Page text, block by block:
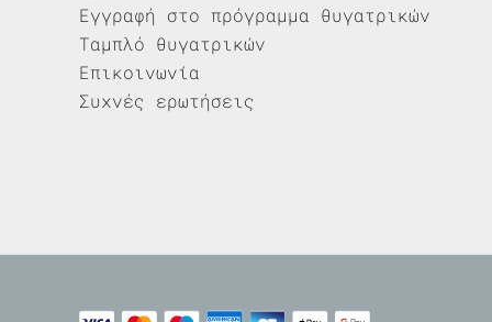
Εγγραφή στο πρόγραμμα θυγατρικών
Ταμπλό θυγατρικών
Επικοινωνία
Συχνές ερωτήσεις